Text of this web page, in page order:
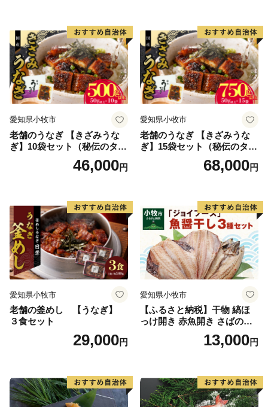
り寄せグルメ 愛知県 小牧市
送料無料
愛知県小牧市
老舗のうなぎ 【きざみうな
ぎ】10袋セット（秘伝のタレ
46,000円
愛知県小牧市
老舗のうなぎ 【きざみうな
ぎ】15袋セット（秘伝のタレ
68,000円
愛知県小牧市
老舗の釜めし 【うなぎ】
３食セット
29,000円
愛知県小牧市
【ふるさと納税】干物 縞ほ
っけ開き 赤魚開き さばの開
き 魚醤干し 3種 セット 詰め
合わせ 魚 おかず 肉厚 おいし
取り寄せグルメ 魚醤 ナンプ
ラー 愛知県 小牧市 冷凍 送料
無料
13,000円